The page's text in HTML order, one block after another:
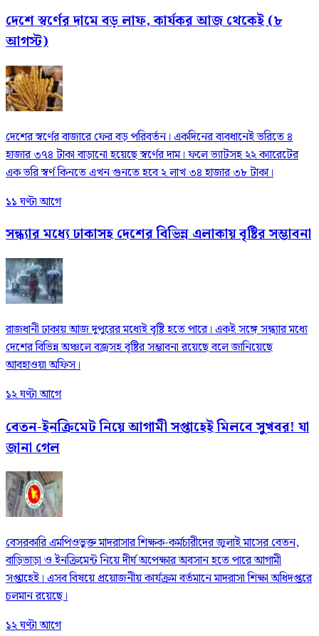
দেশে স্বর্ণের দামে বড় লাফ, কার্যকর আজ থেকেই (৮
আগস্ট)
দেশের স্বর্ণের বাজারে ফের বড় পরিবর্তন। একদিনের ব্যবধানেই ভরিতে ৪
হাজার ৩৭৪ টাকা বাড়ানো হয়েছে স্বর্ণের দাম। ফলে ভ্যাটসহ ২২ ক্যারেটের
এক ভরি স্বর্ণ কিনতে এখন গুনতে হবে ২ লাখ ৩৪ হাজার ৩৮ টাকা।
১১ ঘণ্টা আগে
সন্ধ্যার মধ্যে ঢাকাসহ দেশের বিভিন্ন এলাকায় বৃষ্টির সম্ভাবনা
রাজধানী ঢাকায় আজ দুপুরের মধ্যেই বৃষ্টি হতে পারে। একই সঙ্গে সন্ধ্যার মধ্যে
দেশের বিভিন্ন অঞ্চলে বজ্রসহ বৃষ্টির সম্ভাবনা রয়েছে বলে জানিয়েছে
আবহাওয়া অফিস।
১২ ঘণ্টা আগে
বেতন-ইনক্রিমেট নিয়ে আগামী সপ্তাহেই মিলবে সুখবর! যা
জানা গেল
বেসরকারি এমপিওভুক্ত মাদরাসার শিক্ষক-কর্মচারীদের জুলাই মাসের বেতন,
বাড়িভাড়া ও ইনক্রিমেন্ট নিয়ে দীর্ঘ অপেক্ষার অবসান হতে পারে আগামী
সপ্তাহেই। এসব বিষয়ে প্রয়োজনীয় কার্যক্রম বর্তমানে মাদরাসা শিক্ষা অধিদপ্তরে
চলমান রয়েছে।
১২ ঘণ্টা আগে